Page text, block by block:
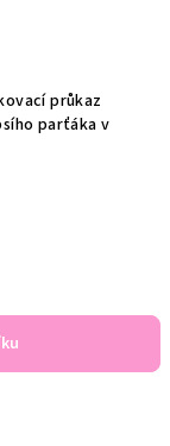
průkaz
parťáka v